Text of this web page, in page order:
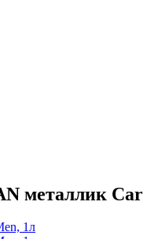
металлик